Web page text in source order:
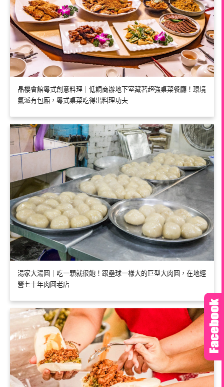
晶櫻會館粵式創意料理｜低調商辦地下室藏著超強桌菜餐廳！環境
氣派有包廂，粵式桌菜吃得出料理功夫
湯家大湯圓｜吃一顆就很飽！跟壘球一樣大的巨型大肉圓，在地經
營七十年肉圓老店